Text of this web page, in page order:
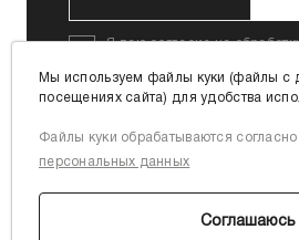
Я даюсогласие на
Политикой в отношении
Я согласен с
Мы используем файлы куки (файлы с
посещениях сайта) для удобства
Файлы куки обрабатываются согласно
персональных данных
Соглашаюсь